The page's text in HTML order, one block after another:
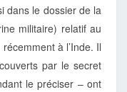
dans le dossier de la
militaire) relatif au
à l’Inde. Il
par le secret
le préciser – ont